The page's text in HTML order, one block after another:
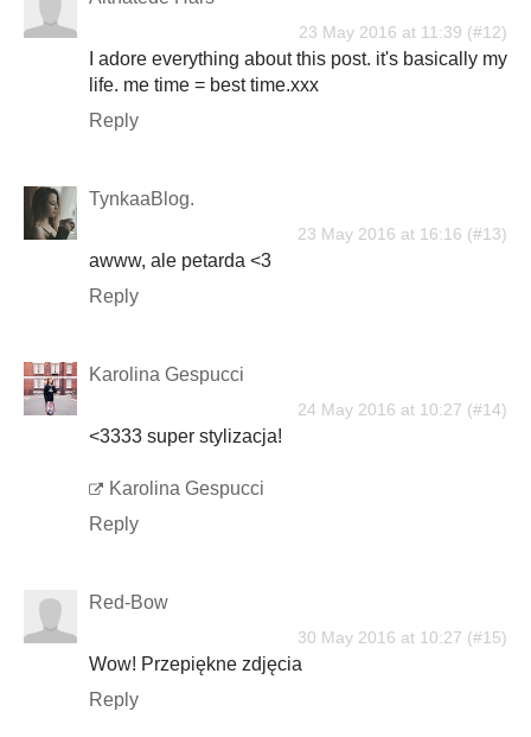
23 May 2016 at 11:39
I adore everything about this post. it's basically my
life. me time = best time.xxx
Reply
TynkaaBlog.
23 May 2016 at 16:16
awww, ale petarda <3
Reply
Karolina Gespucci
24 May 2016 at 10:27
<3333 super stylizacja!
Karolina Gespucci
Reply
Red-Bow
30 May 2016 at 10:27
Wow! Przepiękne zdjęcia
Reply